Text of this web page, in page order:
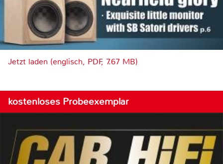
Jetzt laden (englisch, PDF, 7.67 MB)
kostenloses Probeexemplar